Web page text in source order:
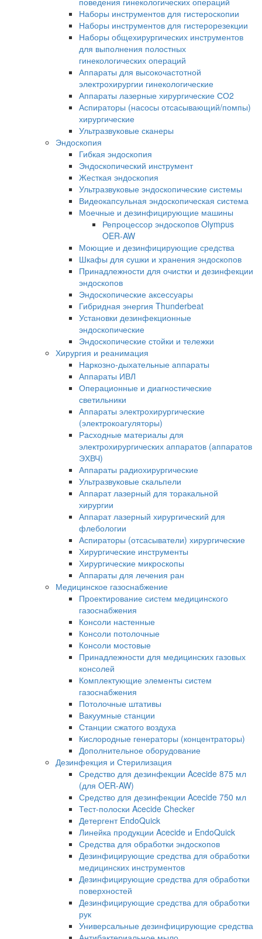
Наборы инструментов для гистероскопии
Наборы инструментов для гистерорезекции
Наборы общехирургических инструментов
для выполнения полостных
гинекологических операций
Аппараты для высокочастотной
электрохирургии гинекологические
Аппараты лазерные хирургические СО2
Аспираторы (насосы отсасывающий/помпы)
хирургические
Ультразвуковые сканеры
Эндоскопия
Гибкая эндоскопия
Эндоскопический инструмент
Жесткая эндоскопия
Ультразвуковые эндоскопические системы
Видеокапсульная эндоскопическая система
Моечные и дезинфицирующие машины
Репроцессор эндоскопов Olympus
OER-AW
Моющие и дезинфицирующие средства
Шкафы для сушки и хранения эндоскопов
Принадлежности для очистки и дезинфекции
эндоскопов
Эндоскопические аксессуары
Гибридная энергия Thunderbeat
Установки дезинфекционные
эндоскопические
Эндоскопические стойки и тележки
Хирургия и реанимация
Наркозно-дыхательные аппараты
Аппараты ИВЛ
Операционные и диагностические
светильники
Аппараты электрохирургические
(электрокоагуляторы)
Расходные материалы для
электрохирургических аппаратов (аппаратов
ЭХВЧ)
Аппараты радиохирургические
Ультразвуковые скальпели
Аппарат лазерный для торакальной
хирургии
Аппарат лазерный хирургический для
флебологии
Аспираторы (отсасыватели) хирургические
Хирургические инструменты
Хирургические микроскопы
Аппараты для лечения ран
Медицинское газоснабжение
Проектирование систем медицинского
газоснабжения
Консоли настенные
Консоли потолочные
Консоли мостовые
Принадлежности для медицинских газовых
консолей
Комплектующие элементы систем
газоснабжения
Потолочные штативы
Вакуумные станции
Станции сжатого воздуха
Кислородные генераторы (концентраторы)
Дополнительное оборудование
Дезинфекция и Стерилизация
Средство для дезинфекции Acecide 875 мл
(для OER-AW)
Средство для дезинфекции Acecide 750 мл
Тест-полоски Acecide Checker
Детергент EndoQuick
Линейка продукции Acecide и EndoQuick
Средства для обработки эндоскопов
Дезинфицирующие средства для обработки
медицинских инструментов
Дезинфицирующие средства для обработки
поверхностей
Дезинфицирующие средства для обработки
рук
Универсальные дезинфицирующие средства